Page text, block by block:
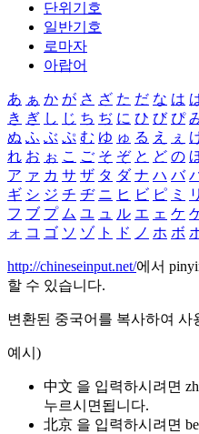
단위기호
일반기호
로마자
아랍어
あ ぁ か が さ ざ た だ な は
き ぎ し じ ち ぢ に ひ び ぴ
ぬ ふ ぶ ぷ む ゆ ゅ る え ぇ
れ お ぉ こ ご そ ぞ と ど の
ア ァ カ サ ザ タ ダ ナ ハ バ
ギ シ ジ チ ヂ ニ ヒ ビ ピ ミ リ
フ ブ プ ム ユ ュ ル エ ェ ケ
ォ コ ゴ ソ ゾ ト ド ノ ホ ボ
http://chineseinput.net/에서
할 수 있습니다.
변환된 중국어를 복사하여 사
예시)
中文 을 입력하시려면
누르시면됩니다.
北京 을 입력하시려면